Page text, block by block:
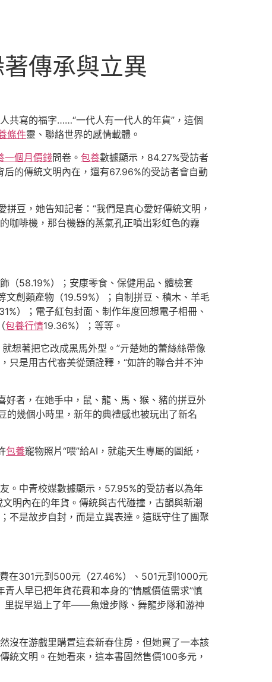
傳承與立異
共寫的福字……“一代人有一代人的年貨”，這個
條件靈、聯絡世界的感情載體。
一個月價錢問卷。 包養數據顯示，84.27%受訪者
的傳統文明內在，還有67.96%的受訪者會自動
豆，她告知記者：“我們是真心愛好傳統文明，
咖啡機，那台機器的蒸氣孔正噴出彩虹色的霧
（58.19%）；安康零食、保健用品、體檢套
創類產物（19.59%）；自制拼豆、積木、羊毛
）；電子紅包封面、制作年度回想電子相冊、
包養行情19.36%）；等等。
想著把它改成黑馬外型。”亓楚她的蕾絲絲帶像
只是用古代審美從頭詮釋，“如許的聯合并不沖
者，在她手中，鼠、龍、馬、猴、豬的拼豆外
的幾個小時里，新年的典禮感也被玩出了新名
包養寵物照片“喂”給AI，就能天生專屬的圖紙，
。中青校媒數據顯示，57.95%的受訪者以為年
明內在的年貨。傳統與古代碰撞，古韻與新潮
是故步自封，而是立異表達。這既守住了團聚
在301元到500元（27.46%）、501元到1000元
人早已把年貨花費和本身的“情感價值需求”慎
里提早過上了年——魚燈步隊、舞龍步隊和游神
沒在游戲里購置這套新春住房，但她買了一本該
統文明。在她看來，這本書固然售價100多元，